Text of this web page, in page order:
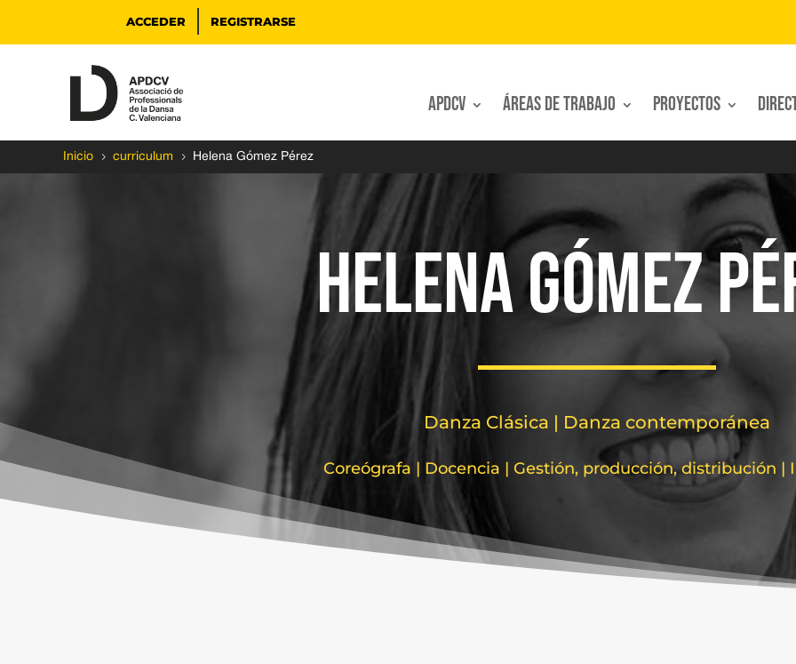
ACCEDER REGISTRARSE
APDCV Áreas de trabajo Proyectos
Inicio 5 curriculum 5 Helena Gómez Pérez
HELENA GÓMEZ
Danza Clásica | Danza contemporánea
Coreógrafa | Docencia | Gestión, producción, distribución |